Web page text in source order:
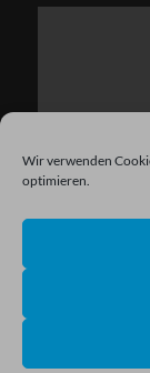
Wir verwenden
optimieren.